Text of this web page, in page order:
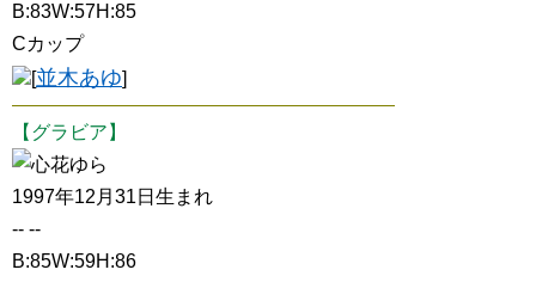
B:83W:57H:85
Cカップ
[並木あゆ]
【グラビア】
心花ゆら
1997年12月31日生まれ
-- --
B:85W:59H:86